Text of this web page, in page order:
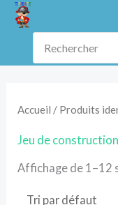
Aller
Rechercher
Accueil / Produits
Jeu de construction
Affichage de 1–12